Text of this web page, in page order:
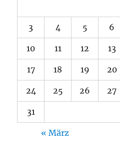
3 4 5 6
10 11 12 13
17 18 19 20
24 25 26 27
31
« März